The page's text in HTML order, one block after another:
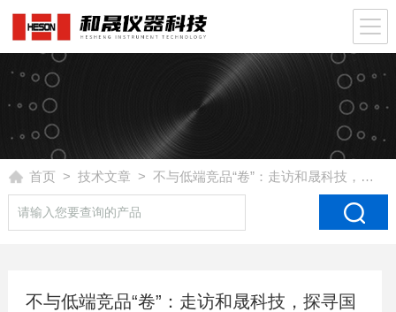
首页 > 技术文章 > 不与低端竞品“卷”：走访和晟科技，探寻国产热分析如何行稳致远
不与低端竞品“卷”：走访和晟科技，探寻国